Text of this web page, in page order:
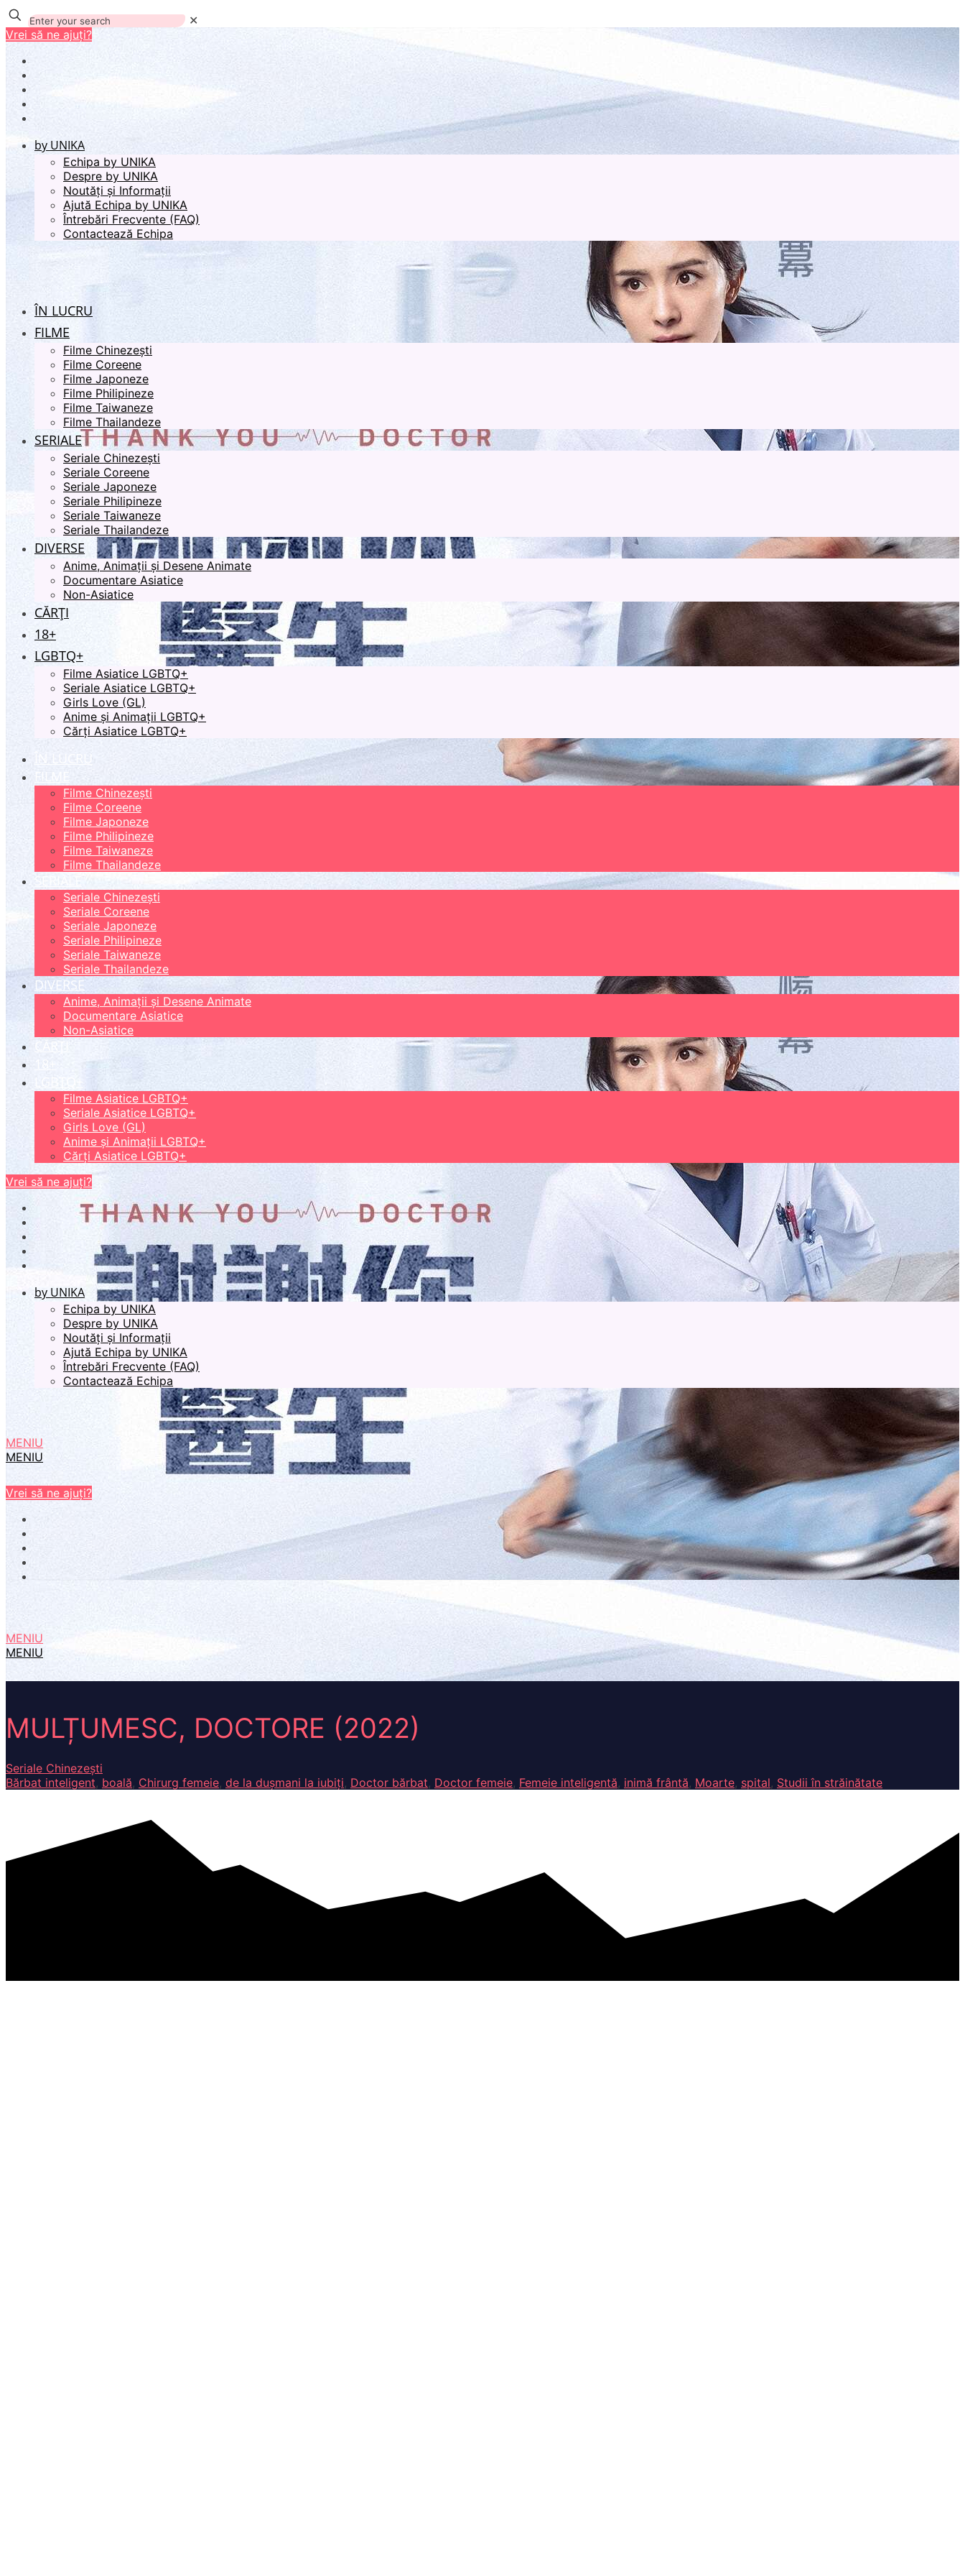
✕
Vrei să ne ajuți?
by UNIKA
Echipa by UNIKA
Despre by UNIKA
Noutăți și Informații
Ajută Echipa by UNIKA
Întrebări Frecvente (FAQ)
Contactează Echipa
ÎN LUCRU
FILME
Filme Chinezești
Filme Coreene
Filme Japoneze
Filme Philipineze
Filme Taiwaneze
Filme Thailandeze
SERIALE
Seriale Chinezești
Seriale Coreene
Seriale Japoneze
Seriale Philipineze
Seriale Taiwaneze
Seriale Thailandeze
DIVERSE
Anime, Animații și Desene Animate
Documentare Asiatice
Non-Asiatice
CĂRȚI
18+
LGBTQ+
Filme Asiatice LGBTQ+
Seriale Asiatice LGBTQ+
Girls Love (GL)
Anime și Animații LGBTQ+
Cărți Asiatice LGBTQ+
ÎN LUCRU
FILME
Filme Chinezești
Filme Coreene
Filme Japoneze
Filme Philipineze
Filme Taiwaneze
Filme Thailandeze
SERIALE
Seriale Chinezești
Seriale Coreene
Seriale Japoneze
Seriale Philipineze
Seriale Taiwaneze
Seriale Thailandeze
DIVERSE
Anime, Animații și Desene Animate
Documentare Asiatice
Non-Asiatice
CĂRȚI
18+
LGBTQ+
Filme Asiatice LGBTQ+
Seriale Asiatice LGBTQ+
Girls Love (GL)
Anime și Animații LGBTQ+
Cărți Asiatice LGBTQ+
Vrei să ne ajuți?
by UNIKA
Echipa by UNIKA
Despre by UNIKA
Noutăți și Informații
Ajută Echipa by UNIKA
Întrebări Frecvente (FAQ)
Contactează Echipa
MENIU
MENIU
Vrei să ne ajuți?
MENIU
MENIU
MULȚUMESC, DOCTORE (2022)
Seriale Chinezești
Bărbat inteligent, boală, Chirurg femeie, de la dușmani la iubiți, Doctor bărbat, Doctor femeie, Femeie inteligentă, inimă frântă, Moarte, spital, Studii în străinătate